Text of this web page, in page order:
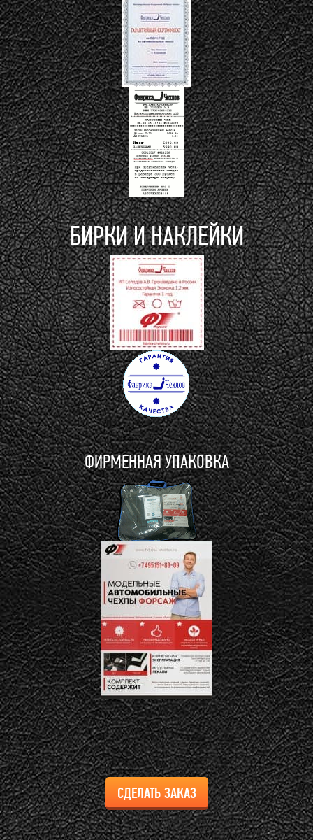
БИРКИ И НАКЛЕЙКИ
ФИРМЕННАЯ УПАКОВКА
СДЕЛАТЬ ЗАКАЗ